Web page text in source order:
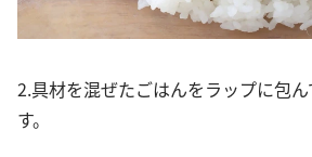
2.具材を混ぜたごはんをラップに包
す。